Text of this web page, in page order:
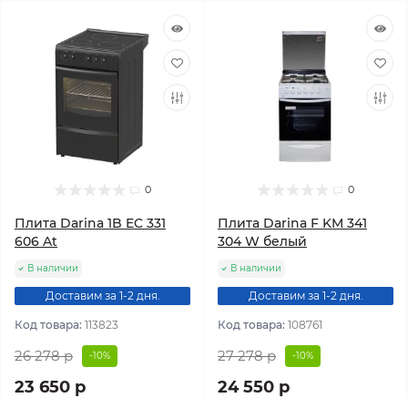
0
Плита Darina 1B EC 331
606 At
В наличии
Доставим за 1-2 дня.
Код товара: 113823
26 278 р -10%
23 650 р
0
Плита Darina F KM 341
304 W белый
В наличии
Доставим за 1-2 дня.
Код товара: 108761
27 278 р -10%
24 550 р